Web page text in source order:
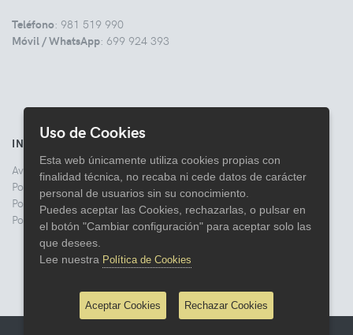
Teléfono: 981 519 990
Móvil / WhatsApp: 699 924 393
INFORMACIÓN
Aviso legal
Politica de Privacidad
Política de Cookies
Política de Devoluciones
Uso de Cookies
Esta web únicamente utiliza cookies propias con
finalidad técnica, no recaba ni cede datos de carácter
personal de usuarios sin su conocimiento.
Puedes aceptar las Cookies, rechazarlas, o pulsar en
el botón "Cambiar configuración" para aceptar solo las
que desees.
Lee nuestra Política de Cookies
Aceptar Cookies Rechazar Cookies